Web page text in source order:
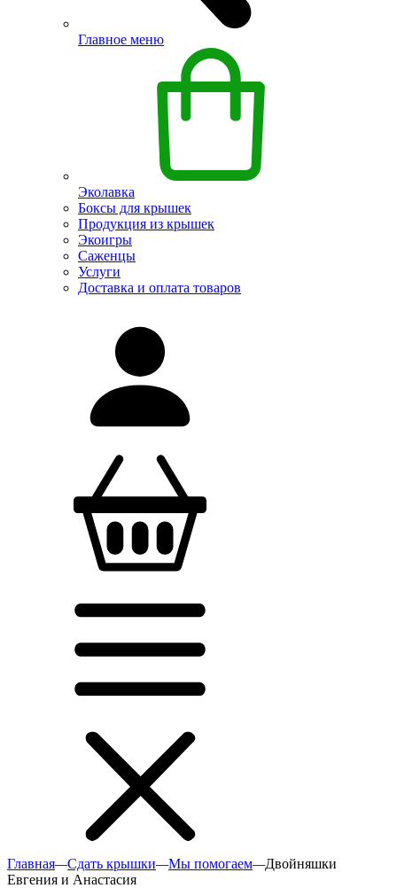
Главное меню
Эколавка
Боксы для крышек
Продукция из крышек
Экоигры
Саженцы
Услуги
Доставка и оплата товаров
Главная—Сдать крышки—Мы помогаем—Двойняшки
Евгения и Анастасия